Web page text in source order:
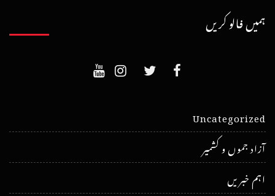
ہمیں فالو کریں
Uncategorized
آزاد جموں و کشمیر
اہم خبریں